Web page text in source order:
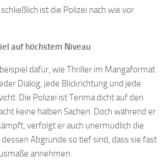
ist die Polizei nach wie vor
auf höchstem Niveau
dafür, wie Thriller im Mangaformat
Dialog, jede Blickrichtung und jede
Die Polizei ist Tenma dicht auf den
keine halben Sachen. Doch während er
verfolgt er auch unermüdlich die
dessen Abgründe so tief sind, dass sie fast
annehmen.